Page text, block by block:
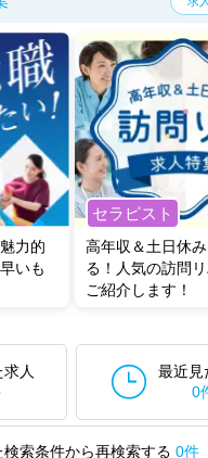
力的
いも
セラピスト
高年収＆土日休み
る！人気の訪問
ご紹介します！
人
最近見
0
検索条件から再検索する 0件